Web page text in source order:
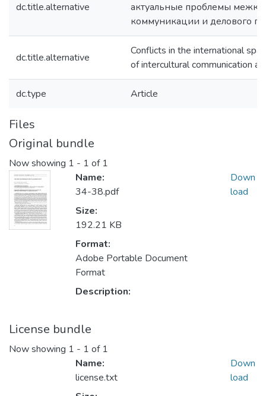
dc.title.alternative
актуальные проблемы
коммуникации и делового
dc.title.alternative
Conflicts in the international
of intercultural communication
dc.type Article
Files
Original bundle
Now showing 1 - 1 of 1
Name:
34-38.pdf
Size:
192.21 KB
Format:
Adobe Portable Document
Format
Description:
Down
load
License bundle
Now showing 1 - 1 of 1
Name:
license.txt
Down
load